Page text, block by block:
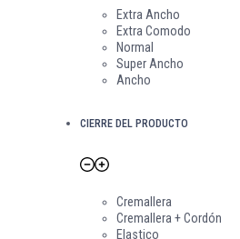
Extra Ancho
Extra Comodo
Normal
Super Ancho
Ancho
CIERRE DEL PRODUCTO
Cremallera
Cremallera + Cordón
Elastico